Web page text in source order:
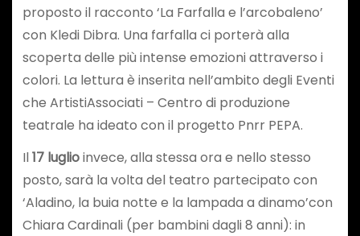
proposto il racconto ‘La Farfalla e l’arcobaleno’
con Kledi Dibra. Una farfalla ci porterà alla
scoperta delle più intense emozioni attraverso i
colori. La lettura è inserita nell’ambito degli Eventi
che ArtistiAssociati – Centro di produzione
teatrale ha ideato con il progetto Pnrr PEPA.
Il17 luglioinvece, alla stessa ora e nello stesso
posto, sarà la volta del teatro partecipato con
‘Aladino, la buia notte e la lampada a dinamo’con
Chiara Cardinali (per bambini dagli 8 anni): in